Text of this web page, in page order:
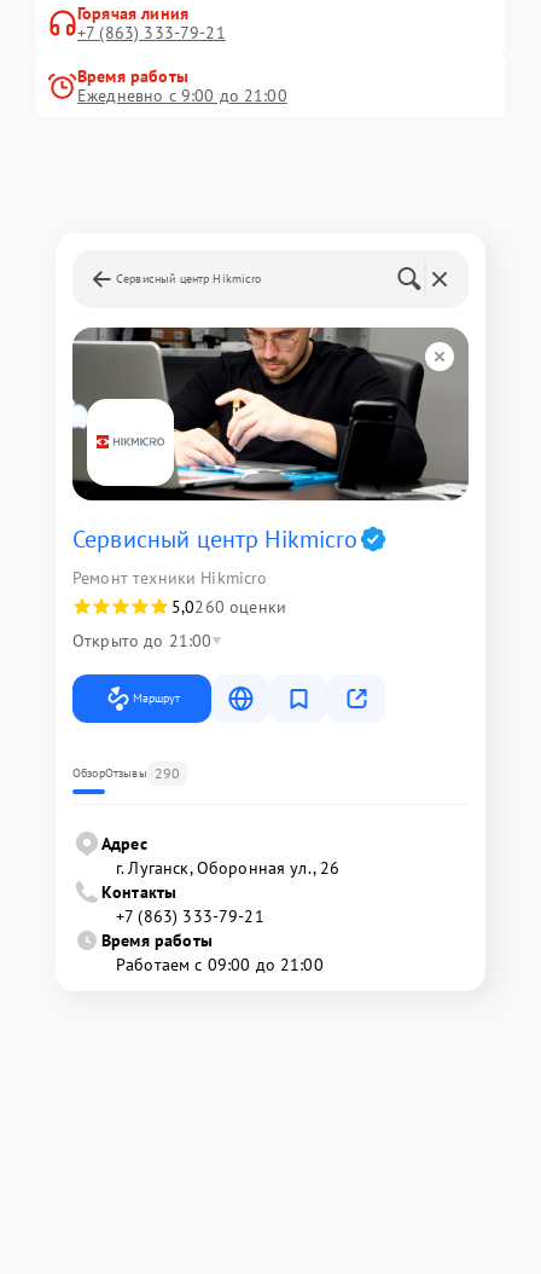
Горячая линия
+7 (863) 333-79-21
Время работы
Ежедневно с 9:00 до 21:00
Сервисный центр Hikmicro
Сервисный центр Hikmicro
Ремонт техники Hikmicro
5,0260 оценки
Открыто до 21:00
Маршрут
ОбзорОтзывы 290
Адрес
г. Луганск, Оборонная ул., 26
Контакты
+7 (863) 333-79-21
Время работы
Работаем с 09:00 до 21:00